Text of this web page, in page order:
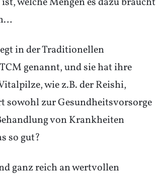
in der Traditionellen
genannt, und sie hat ihre
wie z.B. der Reishi,
sowohl zur Gesundheitsvorsorge
von Krankheiten
so gut?
ganz reich an wertvollen